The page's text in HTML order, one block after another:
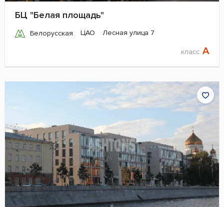
БЦ "Белая площадь"
Белорусская ЦАО Лесная улица 7
класс A